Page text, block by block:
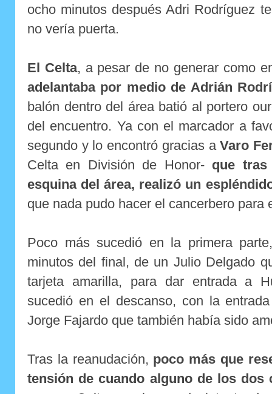
ocho minutos después Adri Rodríguez
no vería puerta.
El Celta, a pesar de no generar como
adelantaba por medio de Adrián
balón dentro del área batió al portero
del encuentro. Ya con el marcador a
segundo y lo encontró gracias aVaro
Celta en División de Honor-que tras
esquina del área, realizó un
que nada pudo hacer el cancerbero para
Poco más sucedió en la primera
minutos del final, de un Julio Delgado
tarjeta amarilla, para dar entrada a
sucedió en el descanso, con la
Jorge Fajardo que también había sido
Tras la reanudación, poco más que
tensión de cuando alguno de los dos